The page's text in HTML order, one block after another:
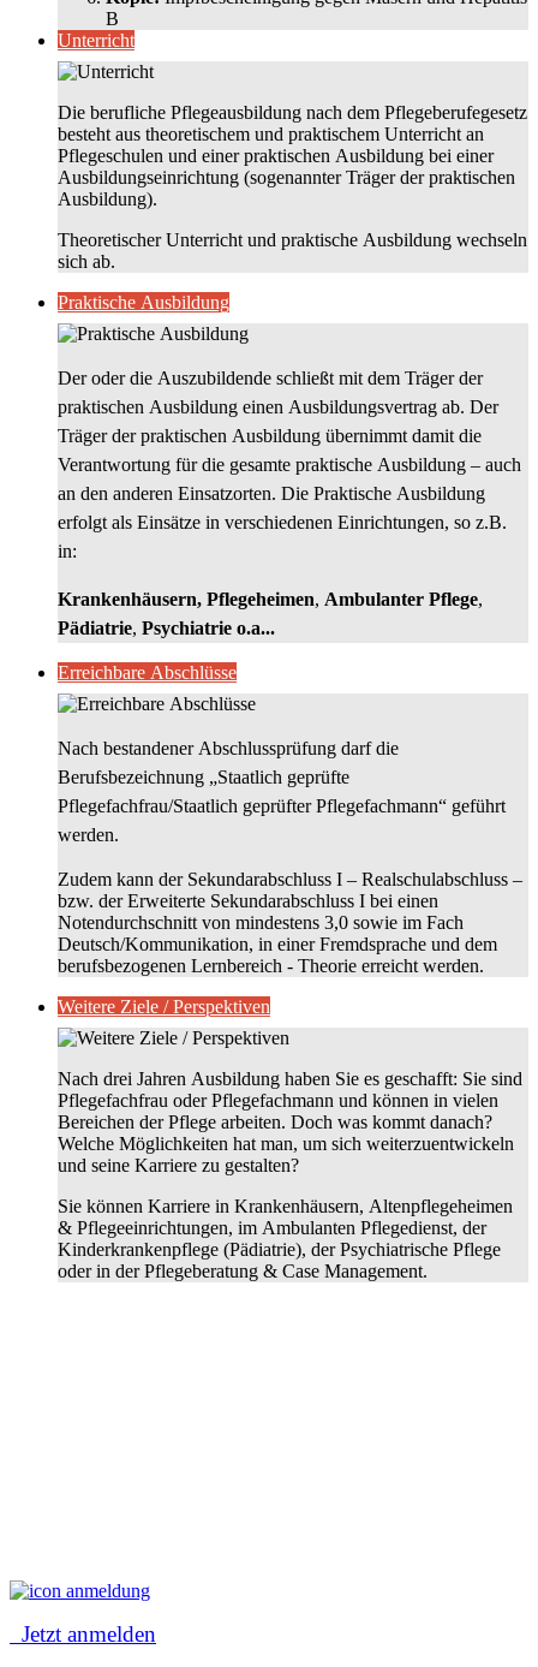
B
Unterricht
Die berufliche Pflegeausbildung nach dem Pflegeberufegesetz
besteht aus theoretischem und praktischem Unterricht an
Pflegeschulen und einer praktischen Ausbildung bei einer
Ausbildungseinrichtung (sogenannter Träger der praktischen
Ausbildung).
Theoretischer Unterricht und praktische Ausbildung wechseln
sich ab.
Praktische Ausbildung
Der oder die Auszubildende schließt mit dem Träger der
praktischen Ausbildung einen Ausbildungsvertrag ab. Der
Träger der praktischen Ausbildung übernimmt damit die
Verantwortung für die gesamte praktische Ausbildung – auch
an den anderen Einsatzorten. Die Praktische Ausbildung
erfolgt als Einsätze in verschiedenen Einrichtungen, so z.B.
in:
Krankenhäusern, Pflegeheimen, Ambulanter Pflege,
Pädiatrie, Psychiatrie o.a...
Erreichbare Abschlüsse
Nach bestandener Abschlussprüfung darf die
Berufsbezeichnung „Staatlich geprüfte
Pflegefachfrau/Staatlich geprüfter Pflegefachmann“ geführt
werden.
Zudem kann der Sekundarabschluss I – Realschulabschluss –
bzw. der Erweiterte Sekundarabschluss I bei einen
Notendurchschnitt von mindestens 3,0 sowie im Fach
Deutsch/Kommunikation, in einer Fremdsprache und dem
berufsbezogenen Lernbereich - Theorie erreicht werden.
Weitere Ziele / Perspektiven
Nach drei Jahren Ausbildung haben Sie es geschafft: Sie sind
Pflegefachfrau oder Pflegefachmann und können in vielen
Bereichen der Pflege arbeiten. Doch was kommt danach?
Welche Möglichkeiten hat man, um sich weiterzuentwickeln
und seine Karriere zu gestalten?
Sie können Karriere in Krankenhäusern, Altenpflegeheimen
& Pflegeeinrichtungen, im Ambulanten Pflegedienst, der
Kinderkrankenpflege (Pädiatrie), der Psychiatrische Pflege
oder in der Pflegeberatung & Case Management.
Jetzt anmelden